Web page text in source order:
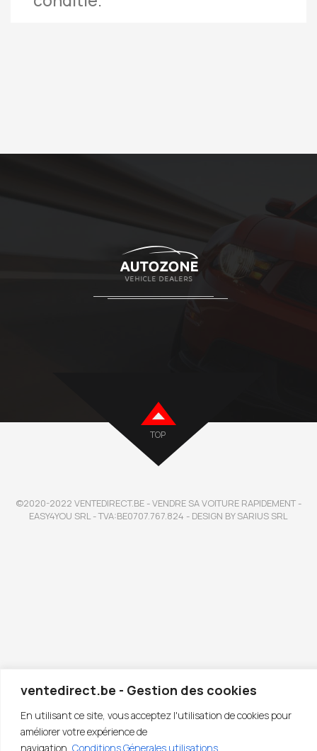
ventedirect.be - Gestion des cookies
En utilisant ce site, vous acceptez l'utilisation de cookies pour
améliorer votre expérience de
navigation. Conditions Génerales utilisations
TOP
©2020-2022 VENTEDIRECT.BE - VENDRE SA VOITURE RAPIDEMENT -
EASY4YOU SRL - TVA:BE0707.767.824 - DESIGN BY SARIUS SRL